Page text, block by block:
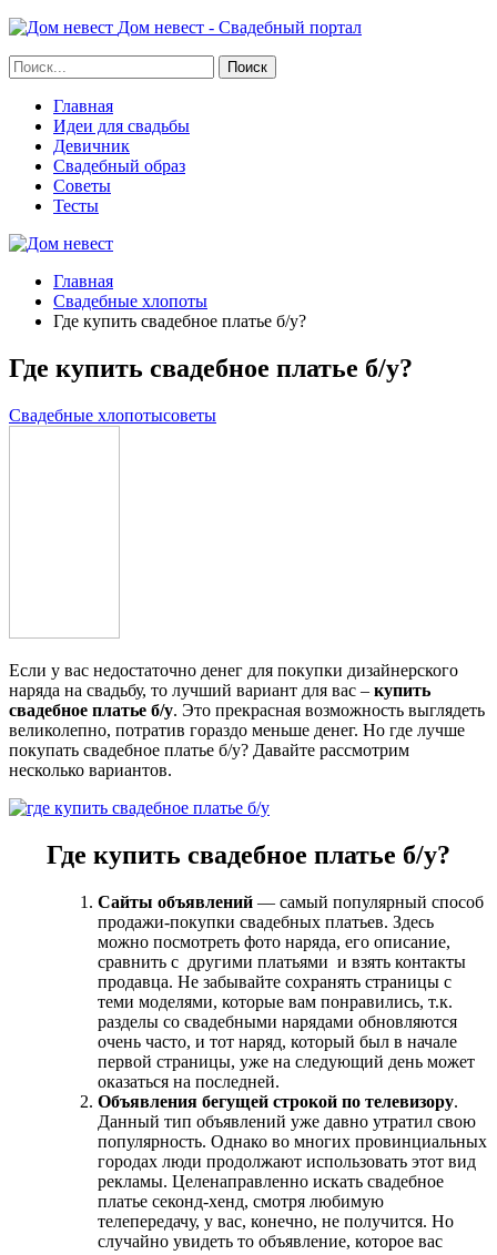
Дом невест - Свадебный портал
Главная
Идеи для свадьбы
Девичник
Свадебный образ
Советы
Тесты
Главная
Свадебные хлопоты
Где купить свадебное платье б/у?
Где купить свадебное платье б/у?
Свадебные хлопотысоветы
Если у вас недостаточно денег для покупки дизайнерского
наряда на свадьбу, то лучший вариант для вас – купить
свадебное платье б/у. Это прекрасная возможность выглядеть
великолепно, потратив гораздо меньше денег. Но где лучше
покупать свадебное платье б/у? Давайте рассмотрим
несколько вариантов.
Где купить свадебное платье б/у?
Сайты объявлений — самый популярный способ
продажи-покупки свадебных платьев. Здесь
можно посмотреть фото наряда, его описание,
сравнить с другими платьями и взять контакты
продавца. Не забывайте сохранять страницы с
теми моделями, которые вам понравились, т.к.
разделы со свадебными нарядами обновляются
очень часто, и тот наряд, который был в начале
первой страницы, уже на следующий день может
оказаться на последней.
Объявления бегущей строкой по телевизору.
Данный тип объявлений уже давно утратил свою
популярность. Однако во многих провинциальных
городах люди продолжают использовать этот вид
рекламы. Целенаправленно искать свадебное
платье секонд-хенд, смотря любимую
телепередачу, у вас, конечно, не получится. Но
случайно увидеть то объявление, которое вас